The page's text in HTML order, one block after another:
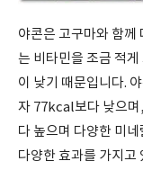
야콘은 고구마와 함께
는 비타민을 조금 적
이 낮기 때문입니다.
자 77kcal보다 낮으며
다 높으며 다양한 미
다양한 효과를 가지고